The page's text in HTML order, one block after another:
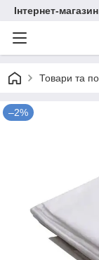
Інтернет-
Товари та
–2%